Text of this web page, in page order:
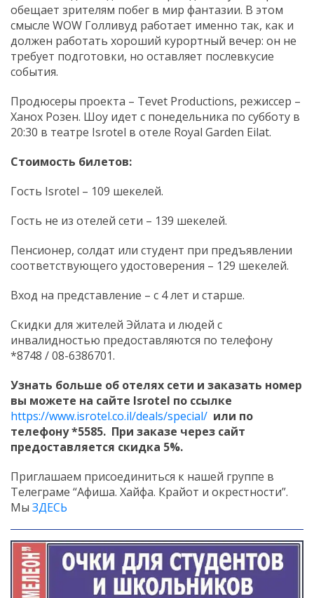
обещает зрителям побег в мир фантазии. В этом
смысле WOW Голливуд работает именно так, как и
должен работать хороший курортный вечер: он не
требует подготовки, но оставляет послевкусие
события.
Продюсеры проекта – Tevet Productions, режиссер –
Ханох Розен. Шоу идет с понедельника по субботу в
20:30 в театре Isrotel в отеле Royal Garden Eilat.
Стоимость билетов:
Гость Isrotel – 109 шекелей.
Гость не из отелей сети – 139 шекелей.
Пенсионер, солдат или студент при предъявлении
соответствующего удостоверения – 129 шекелей.
Вход на представление – с 4 лет и старше.
Скидки для жителей Эйлата и людей с
инвалидностью предоставляются по телефону
*8748 / 08-6386701.
Узнать больше об отелях сети и заказать номер
вы можете на сайте Isrotel по ссылке
https://www.isrotel.co.il/deals/special/ или по
телефону *5585. При заказе через сайт
предоставляется скидка 5%.
Приглашаем присоединиться к нашей группе в
Телеграме “Афиша. Хайфа. Крайот и окрестности”.
Мы ЗДЕСЬ